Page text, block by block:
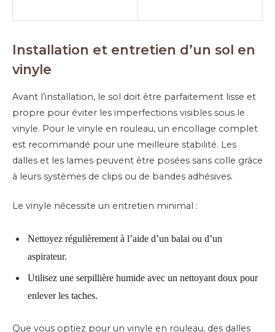
Installation et entretien d’un sol en
vinyle
Avant l’installation, le sol doit être parfaitement lisse et
propre pour éviter les imperfections visibles sous le
vinyle. Pour le vinyle en rouleau, un encollage complet
est recommandé pour une meilleure stabilité. Les
dalles et les lames peuvent être posées sans colle grâce
à leurs systèmes de clips ou de bandes adhésives.
Le vinyle nécessite un entretien minimal :
Nettoyez régulièrement à l’aide d’un balai ou d’un
aspirateur.
Utilisez une serpillière humide avec un nettoyant doux pour
enlever les taches.
Que vous optiez pour un vinyle en rouleau, des dalles